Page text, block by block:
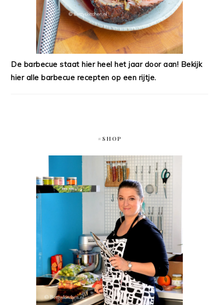
De barbecue staat hier heel het jaar door aan! Bekijk
hier alle barbecue recepten op een rijtje.
#SHOP